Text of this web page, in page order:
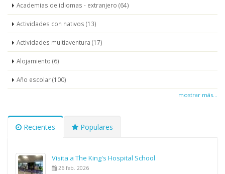
Academias de idiomas - extranjero (64)
Actividades con nativos (13)
Actividades multiaventura (17)
Alojamiento (6)
Año escolar (100)
mostrar más...
Recientes Populares
Visita a The King's Hospital School
26 feb. 2026